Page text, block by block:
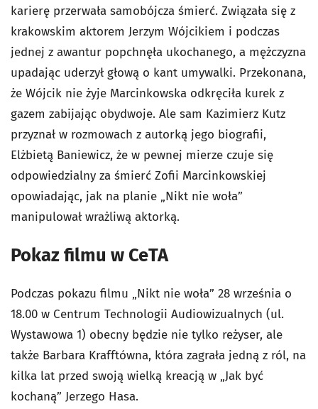
karierę przerwała samobójcza śmierć. Związała się z
krakowskim aktorem Jerzym Wójcikiem i podczas
jednej z awantur popchnęła ukochanego, a mężczyzna
upadając uderzył głową o kant umywalki. Przekonana,
że Wójcik nie żyje Marcinkowska odkręciła kurek z
gazem zabijając obydwoje. Ale sam Kazimierz Kutz
przyznał w rozmowach z autorką jego biografii,
Elżbietą Baniewicz, że w pewnej mierze czuje się
odpowiedzialny za śmierć Zofii Marcinkowskiej
opowiadając, jak na planie „Nikt nie woła”
manipulował wrażliwą aktorką.
Pokaz filmu w CeTA
Podczas pokazu filmu „Nikt nie woła” 28 września o
18.00 w Centrum Technologii Audiowizualnych (ul.
Wystawowa 1) obecny będzie nie tylko reżyser, ale
także Barbara Krafftówna, która zagrała jedną z ról, na
kilka lat przed swoją wielką kreacją w „Jak być
kochaną” Jerzego Hasa.